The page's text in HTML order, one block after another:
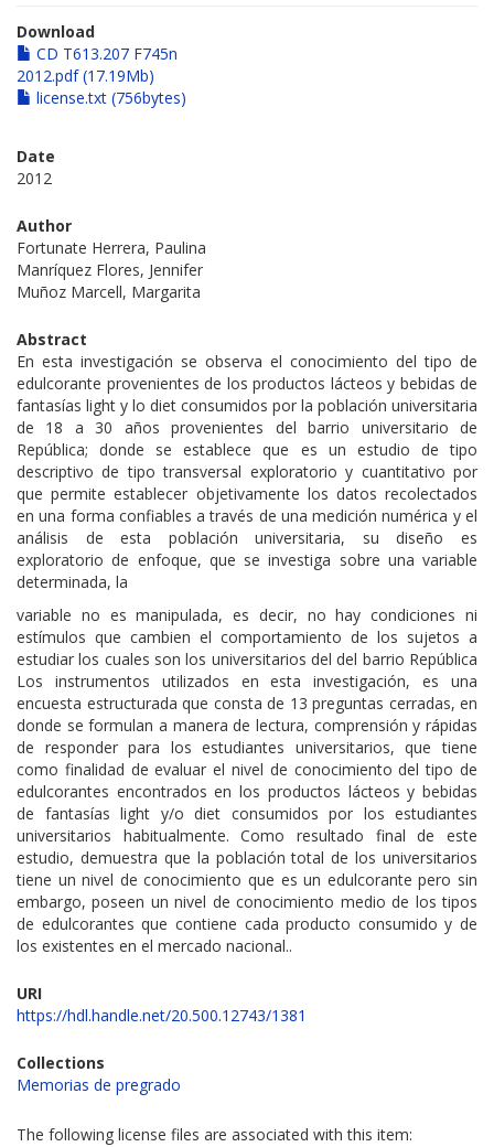
Download
CD T613.207 F745n
2012.pdf (17.19Mb)
license.txt (756bytes)
Date
2012
Author
Fortunate Herrera, Paulina
Manríquez Flores, Jennifer
Muñoz Marcell, Margarita
Abstract
En esta investigación se observa el conocimiento del tipo de
edulcorante provenientes de los productos lácteos y bebidas de
fantasías light y lo diet consumidos por la población universitaria
de 18 a 30 años provenientes del barrio universitario de
República; donde se establece que es un estudio de tipo
descriptivo de tipo transversal exploratorio y cuantitativo por
que permite establecer objetivamente los datos recolectados
en una forma confiables a través de una medición numérica y el
análisis de esta población universitaria, su diseño es
exploratorio de enfoque, que se investiga sobre una variable
determinada, la
variable no es manipulada, es decir, no hay condiciones ni
estímulos que cambien el comportamiento de los sujetos a
estudiar los cuales son los universitarios del del barrio República
Los instrumentos utilizados en esta investigación, es una
encuesta estructurada que consta de 13 preguntas cerradas, en
donde se formulan a manera de lectura, comprensión y rápidas
de responder para los estudiantes universitarios, que tiene
como finalidad de evaluar el nivel de conocimiento del tipo de
edulcorantes encontrados en los productos lácteos y bebidas
de fantasías light y/o diet consumidos por los estudiantes
universitarios habitualmente. Como resultado final de este
estudio, demuestra que la población total de los universitarios
tiene un nivel de conocimiento que es un edulcorante pero sin
embargo, poseen un nivel de conocimiento medio de los tipos
de edulcorantes que contiene cada producto consumido y de
los existentes en el mercado nacional..
URI
https://hdl.handle.net/20.500.12743/1381
Collections
Memorias de pregrado
The following license files are associated with this item: